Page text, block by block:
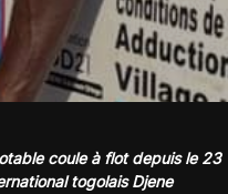
coule à flot depuis le 23
togolais Djene